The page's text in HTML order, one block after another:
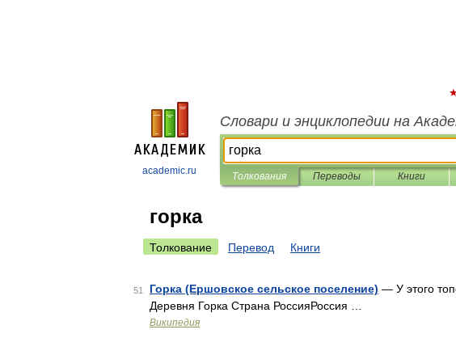
academic.ru
Словари и энциклопедии на
Толкования Переводы Книги
горка
Толкование Перевод Книги
51 Горка (Ершовское сельское поселение) — У этого
Деревня Горка Страна РоссияРоссия …
Википедия